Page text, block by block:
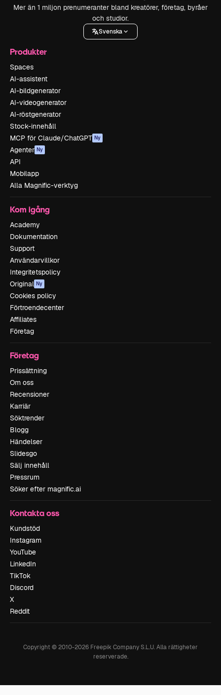
Mer än 1 miljon prenumeranter bland kreatörer, företag, byråer
och studior.
Svenska
Produkter
Spaces
AI-assistent
AI-bildgenerator
AI-videogenerator
AI-röstgenerator
Stock-innehåll
MCP för Claude/ChatGPT Ny
Agenter Ny
API
Mobilapp
Alla Magnific-verktyg
Kom igång
Academy
Dokumentation
Support
Användarvillkor
Integritetspolicy
Original Ny
Cookies policy
Förtroendecenter
Affiliates
Företag
Företag
Prissättning
Om oss
Recensioner
Karriär
Söktrender
Blogg
Händelser
Slidesgo
Sälj innehåll
Pressrum
Söker efter magnific.ai
Kontakta oss
Kundstöd
Instagram
YouTube
LinkedIn
TikTok
Discord
X
Reddit
Copyright © 2010-2026 Freepik Company S.L.U.Alla rättigheter
reserverade.